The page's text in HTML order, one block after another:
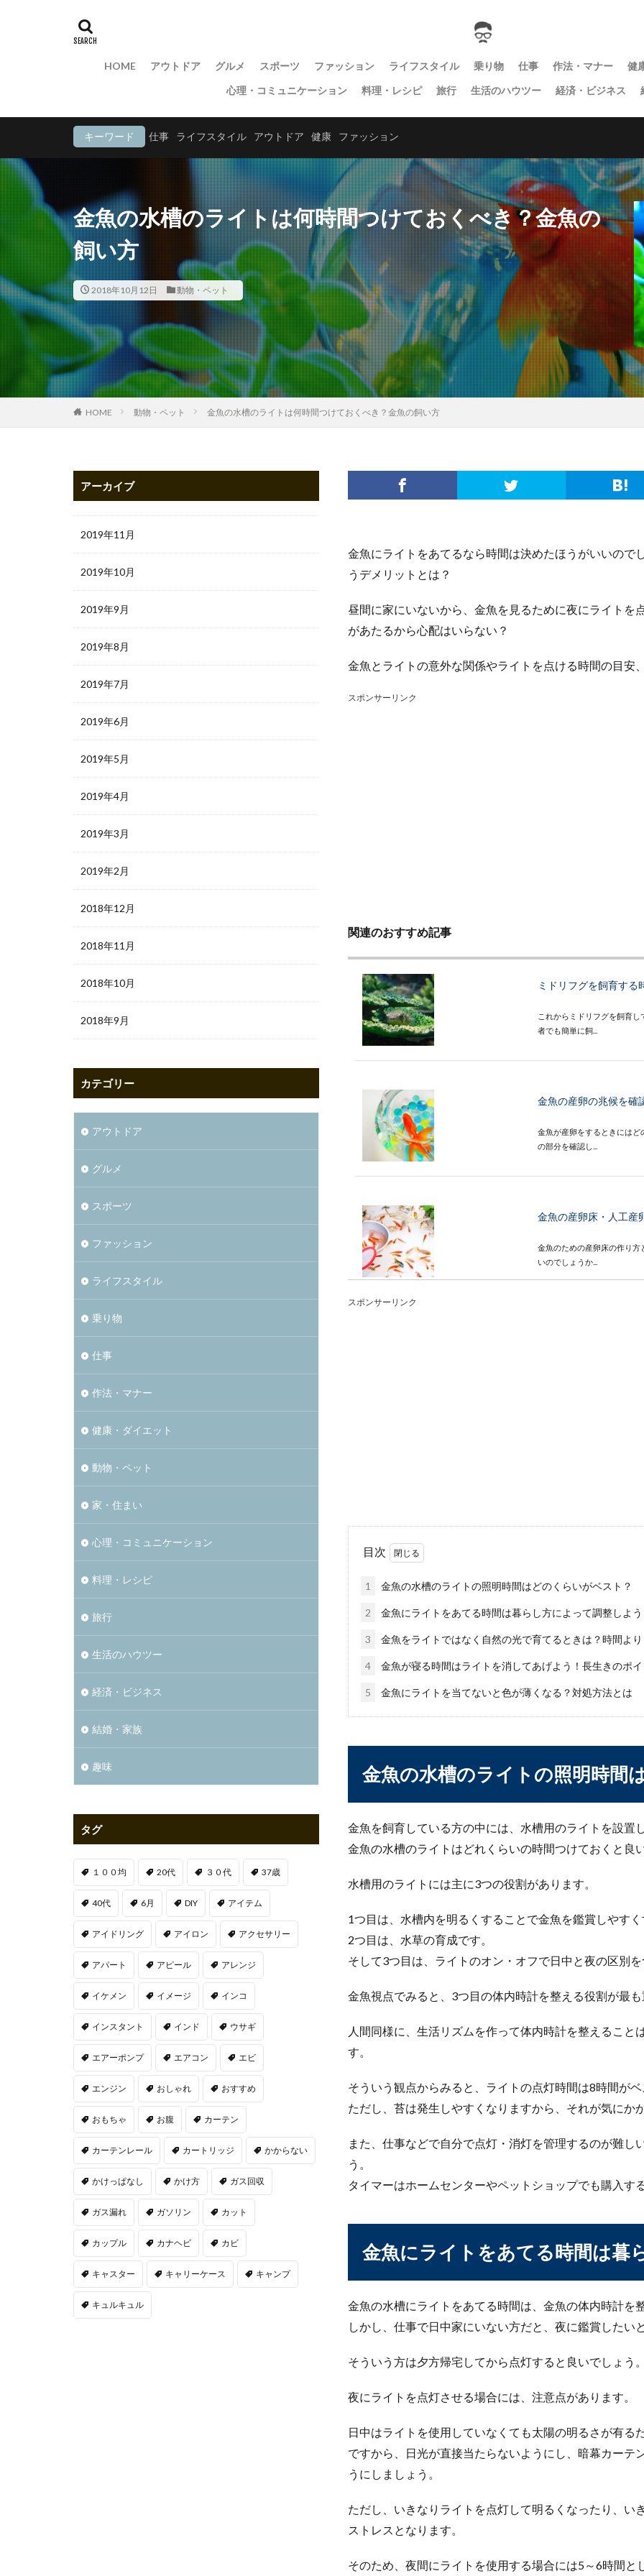
HOME アウトドア グルメ スポーツ ファッション ライフスタイル 乗り物 仕事 作法・マナー 健
心理・コミュニケーション
料理・レシピ 旅行 生活のハウツー 経済・ビジネス
キーワード 仕事 ライフスタイル アウトドア 健康 ファッション
金魚の水槽のライトは何時間つけておくべき？金魚の
飼い方
2018年10月12日 動物・ペット
HOME 動物・ペット 金魚の水槽のライトは何時間つけておくべき？金魚の飼い方
金魚にライトをあてるなら時間は決めたほうがいいので
うデメリットとは？
昼間に家にいないから、金魚を見るために夜にライトを
があたるから心配はいらない？
金魚とライトの意外な関係やライトを点ける時間の目安
スポンサーリンク
関連のおすすめ記事
ミドリフグを飼育する
これからミドリフグを飼育
者でも簡単に飼...
金魚の産卵の兆候を確
金魚が産卵をするときにはど
の部分を確認し...
金魚の産卵床・人工産
金魚のための産卵床の作り
いのでしょうか...
亀の甲羅にコケが生え
亀を飼い始めると、甲羅にコ
その時...
犬を撫でると唸るのを
犬を撫でようとしたら唸る
ウーパールーパーの水槽に水
メダカは発泡スチロー
あります。そん...
カブトムシの幼虫が出
プラティの稚魚の色と
みですよね。...
スッポン飼育で注意し
注意したい...
初心者でも飼いやすいと言わ
スポンサーリンク
目次
1 金魚の水槽のライトの照明時間はどのくらいがベスト？
2 金魚にライトをあてる時間は暮らし方によって調整しよう
3 金魚をライトではなく自然の光で育てるときは？時間よ
4 金魚が寝る時間はライトを消してあげよう！長生きのポイ
5 金魚にライトを当てないと色が薄くなる？対処方法とは
金魚の水槽のライトの照明時間
金魚を飼育している方の中には、水槽用のライトを設置
金魚の水槽のライトはどれくらいの時間つけておくと良
水槽用のライトには主に3つの役割があります。
1つ目は、水槽内を明るくすることで金魚を鑑賞しやすく
2つ目は、水草の育成です。
そして3つ目は、ライトのオン・オフで日中と夜の区別
金魚視点でみると、3つ目の体内時計を整える役割が最も
人間同様に、生活リズムを作って体内時計を整えるこ
す。
そういう観点からみると、ライトの点灯時間は8時間がベ
ただし、苔は発生しやすくなりますから、それが気にか
また、仕事などで自分で点灯・消灯を管理するのが難し
う。
タイマーはホームセンターやペットショップでも購入す
金魚にライトをあてる時間は暮
金魚の水槽にライトをあてる時間は、金魚の体内時計を
しかし、仕事で日中家にいない方だと、夜に鑑賞したい
そういう方は夕方帰宅してから点灯すると良いでしょう。
夜にライトを点灯させる場合には、注意点があります。
日中はライトを使用していなくても太陽の明るさが有る
ですから、日光が直接当たらないようにし、暗幕カーテ
うにしましょう。
ただし、いきなりライトを点灯して明るくなったり、い
ストレスとなります。
そのため、夜間にライトを使用する場合には5～6時間
アーカイブ
2019年11月
2019年10月
2019年9月
2019年8月
2019年7月
2019年6月
2019年5月
2019年4月
2019年3月
2019年2月
2018年12月
2018年11月
2018年10月
2018年9月
カテゴリー
アウトドア
グルメ
スポーツ
ファッション
ライフスタイル
乗り物
仕事
作法・マナー
健康・ダイエット
動物・ペット
家・住まい
心理・コミュニケーション
料理・レシピ
旅行
生活のハウツー
経済・ビジネス
結婚・家族
趣味
タグ
１００均 20代 ３０代 37歳
40代 6月 DIY アイテム
アイドリング アイロン アクセサリー
アパート アピール アレンジ
イケメン イメージ インコ
インスタント インド ウサギ
エアーポンプ エアコン エビ
エンジン おしゃれ おすすめ
おもちゃ お腹 カーテン
カーテンレール カートリッジ かからない
かけっぱなし かけ方 ガス回収
ガス漏れ ガソリン カット
カップル カナヘビ カビ
キャスター キャリーケース キャンプ
キュルキュル